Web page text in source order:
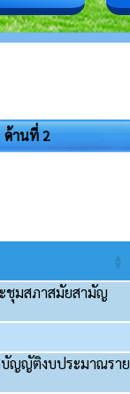
ด้านที่ 2
ชุมสภาสมัยสามัญ
บัญญัติงบประมาณราย